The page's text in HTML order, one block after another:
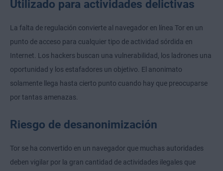
Utilizado para actividades delictivas
La falta de regulación convierte al navegador en línea Tor en un
punto de acceso para cualquier tipo de actividad sórdida en
Internet. Los hackers buscan una vulnerabilidad, los ladrones una
oportunidad y los estafadores un objetivo. El anonimato
solamente llega hasta cierto punto cuando hay que preocuparse
por tantas amenazas.
Riesgo de desanonimización
Tor se ha convertido en un navegador que muchas autoridades
deben vigilar por la gran cantidad de actividades ilegales que